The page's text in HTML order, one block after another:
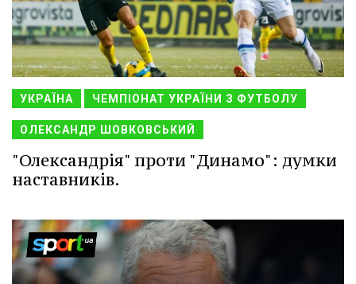
УКРАЇНА ЧЕМПІОНАТ УКРАЇНИ З ФУТБОЛУ
ОЛЕКСАНДР ШОВКОВСЬКИЙ
"Олександрія" проти "Динамо": думки
наставників.